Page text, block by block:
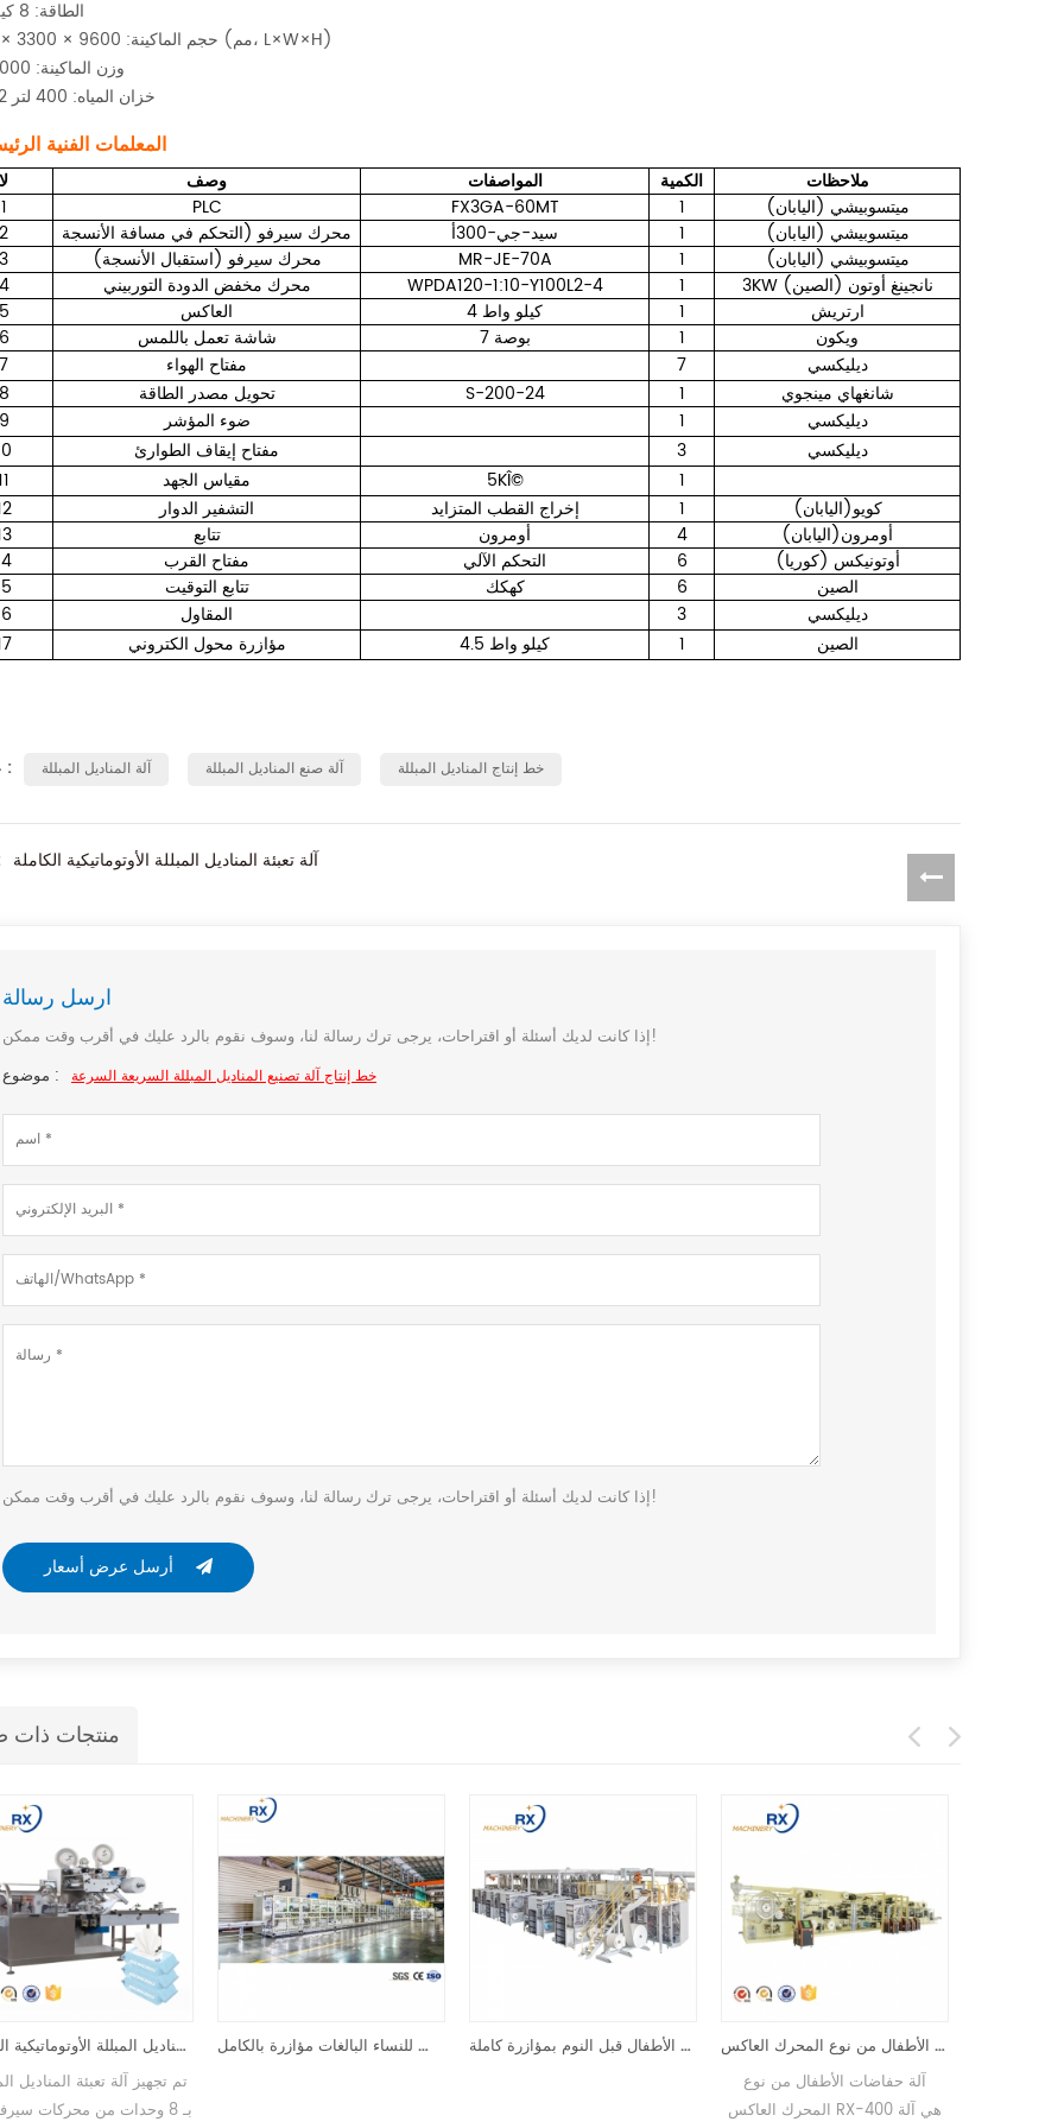
الطاقة: 8 كيلو واط
حجم الماكينة: 9600 × 3300 × 2000 (مم، L×W×H)
وزن الماكينة: 5000 كجم
خزان المياه: 400 لتر 2 قطعة
2. المعلمات الفنية
لا وصف المواصفات الكمية
ملاحظات
1
PLC FX3GA-60MT 1
ميتسوبيشي (اليابان)
2
محرك سيرفو (التحكم في مسافة الأنسجة سيد-جي-300أ 1
ميتسوبيشي (اليابان)
3
محرك سيرفو (استقبال الأنسجة) MR-JE-70A 1
ميتسوبيشي (اليابان)
4
محرك مخفض الدودة التوربيني WPDA120-1:10-Y100L2-4 1
3KW نانجينغ أوتون (الصين)
5
العاكس 4 كيلو واط 1
ارتريش
6
شاشة تعمل باللمس 7 بوصة 1
ويكون
7
مفتاح الهواء 7
ديليكسي
8
تحويل مصدر الطاقة S-200-24 1
شانغهاي مينجوي
9
ضوء المؤشر 1
ديليكسي
مفتاح إيقاف الطوارئ 3
ديليكسي
مقياس الجهد 5KÎ©
1
التشفير الدوار إخراج القطب المتزايد 1
كويو(اليابان)
تتابع أومرون 4
أومرون(اليابان)
مفتاح القرب التحكم الآلي 6
أوتونيكس (كوريا)
تتابع التوقيت كهكك 6
الصين
المقاول 3
ديليكسي
مؤازرة محول الكتروني 4.5 كيلو واط 1 الصين
علامات : آلة المناديل المبللة آلة صنع المناديل المبللة خط إنتاج المناديل المبللة
آلة تعبئة المناديل المبللة الأوتوماتيكية الكاملة
ارسل رسالة
إذا كانت لديك أسئلة أو اقتراحات، يرجى ترك رسالة لنا، وسوف نقوم بالرد عليك في أقرب وقت ممكن!
موضوع : خط إنتاج آلة تصنيع المناديل المبللة السريعة السرعة
إذا كانت لديك أسئلة أو اقتراحات، يرجى ترك رسالة لنا، وسوف نقوم بالرد عليك في أقرب وقت ممكن!
منتجات ذات
آلة تعبئة المناديل المبللة الأوتوماتيكية الكاملة
تم تجهيز آلة
بـ 8 وحدات
ماكينة حفاضات/سراويل داخلية للحيض للنساء البالغات مؤازرة بالكامل آلة صنع السراويل لتدريب الأطفال قبل النوم بمؤازرة كاملة
خط إنتاج حفاضات الأطفال من نوع المحرك العاكس RX-400
آلة حفاضات الأطفال من نوع
المحرك العاكس RX-400 هي آلة
الأطفال الأوتوماتيكية
عالية السرعة وظائف